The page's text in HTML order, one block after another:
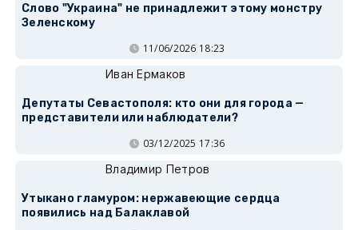
Слово "Украина" не принадлежит этому монстру
Зеленскому
11/06/2026 18:23
Иван Ермаков
Депутаты Севастополя: кто они для города —
представители или наблюдатели?
03/12/2025 17:36
Владимир Петров
Утыкано гламуром: нержавеющие сердца
появились над Балаклавой